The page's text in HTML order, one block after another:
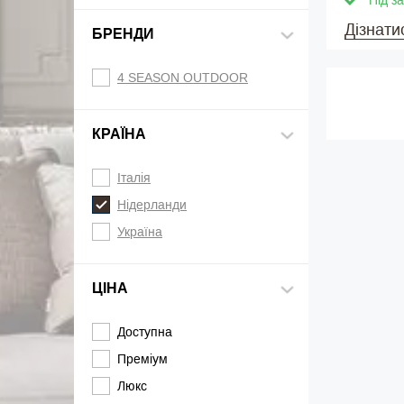
БРЕНДИ
4 SEASON OUTDOOR
КРАЇНА
Італія
Нідерланди
Україна
ЦІНА
Доступна
Преміум
Люкс